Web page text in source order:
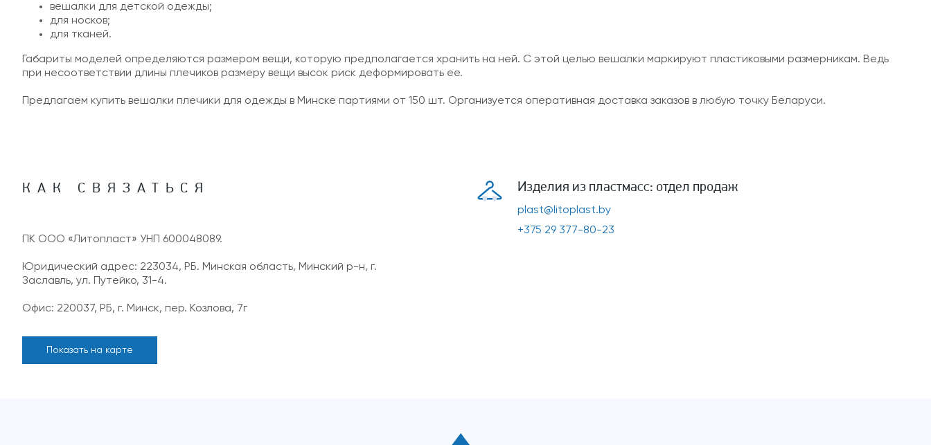
вешалки для детской одежды;
для носков;
для тканей.
Габариты моделей определяются размером вещи, которую предполагается хранить на ней. С этой целью вешалки маркируют пластиковыми размерникам. Ведь
при несоответствии длины плечиков размеру вещи высок риск деформировать ее.
Предлагаем купить вешалки плечики для одежды в Минске партиями от 150 шт. Организуется оперативная доставка заказов в любую точку Беларуси.
КАК СВЯЗАТЬСЯ
ПК ООО «Литопласт» УНП 600048089.
Юридический адрес: 223034, РБ. Минская область, Минский р-н, г.
Заславль, ул. Путейко, 31-4.
Офис: 220037, РБ, г. Минск, пер. Козлова, 7г
Показать на карте
Изделия из пластмасс: отдел продаж
plast@litoplast.by
+375 29 377-80-23